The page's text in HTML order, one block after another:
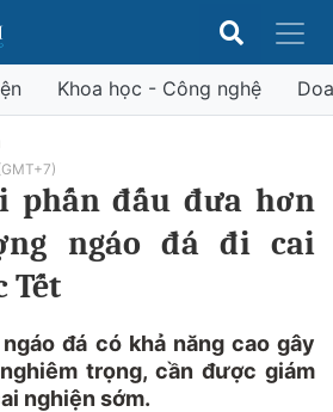
Khoa học - Công nghệ
phấn đấu đưa hơn
ngáo đá đi cai
Tết
đá có khả năng cao gây
trọng, cần được giám
nghiện sớm.